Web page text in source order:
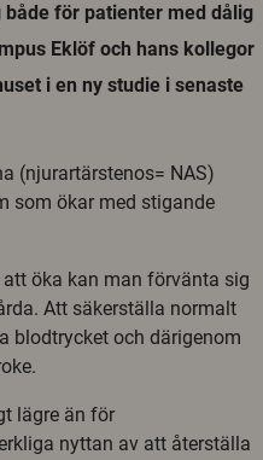
för patienter med dålig
Eklöf och hans kollegor
i en ny studie i senaste
(njurartärstenos= NAS)
som ökar med stigande
öka kan man förvänta sig
Att säkerställa normalt
blodtrycket och därigenom
lägre än för
nyttan av att återställa